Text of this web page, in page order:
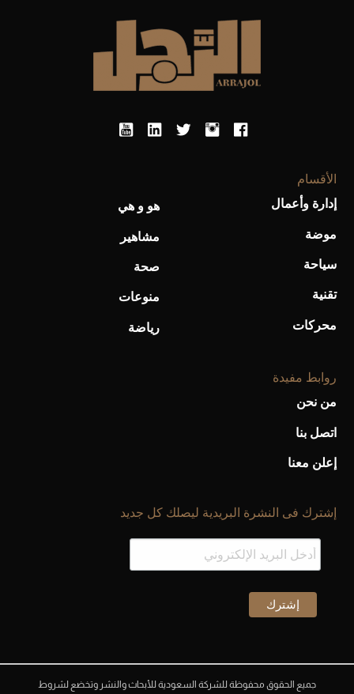
الأقسام
إدارة وأعمال
موضة
سياحة
تقنية
محركات
هو و هي
مشاهير
صحة
منوعات
رياضة
روابط مفيدة
من نحن
اتصل بنا
إعلن معنا
إشترك فى النشرة البريدية ليصلك كل جديد
جميع الحقوق محفوظة للشركة السعودية للأبحاث والنشر وتخضع لشروط